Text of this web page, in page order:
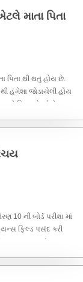
માતા પિતા
થી થતું હોય છે.
હંમેશા જોડાયેલી હોય
પિતા એટલે કે નરના
ની બોર્ડ પરીક્ષા માં
ફિલ્ડ પસંદ કરી
આજ ગાળામાં મન રમૂજી